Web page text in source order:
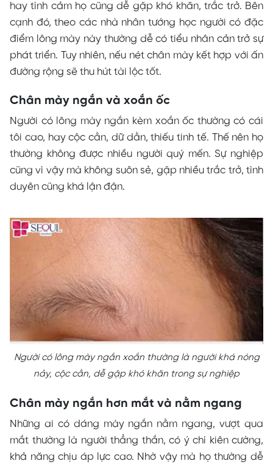
hay tình cảm họ cũng dễ gặp khó khăn, trắc trở. Bên
cạnh đó, theo các nhà nhân tướng học người có đặc
điểm lông mày này thường dễ có tiểu nhân cản trở sự
phát triển. Tuy nhiên, nếu nét chân mày kết hợp với ấn
đường rộng sẽ thu hút tài lộc tốt.
Chân mày ngắn và xoắn ốc
Người có lông mày ngắn kèm xoắn ốc thường có cái
tôi cao, hay cộc cằn, dữ dằn, thiếu tinh tế. Thế nên họ
thường không được nhiều người quý mến. Sự nghiệp
cũng vì vậy mà không suôn sẻ, gặp nhiều trắc trở, tình
duyên cũng khá lận đận.
Người có lông mày ngắn xoắn thường là người khá nóng
nảy, cộc cằn, dễ gặp khó khăn trong sự nghiệp
Chân mày ngắn hơn mắt và nằm ngang
Những ai có dáng mày ngắn nằm ngang, vượt qua
mắt thường là người thẳng thắn, có ý chí kiên cường,
khả năng chịu áp lực cao. Nhờ vậy mà họ thường dễ